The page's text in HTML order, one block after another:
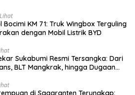
Bocimi KM 71: Truk Wingbox Terguling
dengan Mobil Listrik BYD
Sukabumi Resmi Tersangka: Dari
BLT Mangkrak, hingga Dugaan
di Sagaranten Terungkap: